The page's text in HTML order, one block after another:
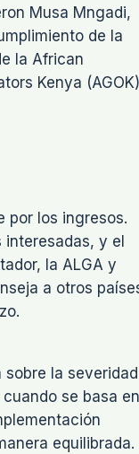
Musa Mngadi,
de la
la African
Kenya
por los ingresos.
y el
la ALGA y
a otros
sobre la
se basa en
equilibrada.